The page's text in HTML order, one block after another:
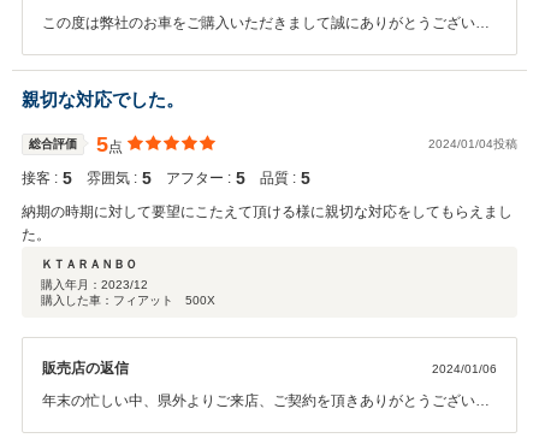
この度は弊社のお車をご購入いただきまして誠にありがとうございま
スなどでしっかりフォローさせていただきますので、宜しくお願い致
します。ありがとうございました！！
親切な対応でした。
総合評価 5点 2024/01/04投稿
接客 : 5 雰囲気 : 5 アフター : 5 品質 : 5
納期の時期に対して要望にこたえて頂ける様に親切な対応をしてもらえまし
た。
ＫＴＡＲＡＮＢＯ
購入年月： 2023/12
購入した車：フィアット 500X
販売店の返信 2024/01/06
年末の忙しい中、県外よりご来店、ご契約を頂きありがとうございま